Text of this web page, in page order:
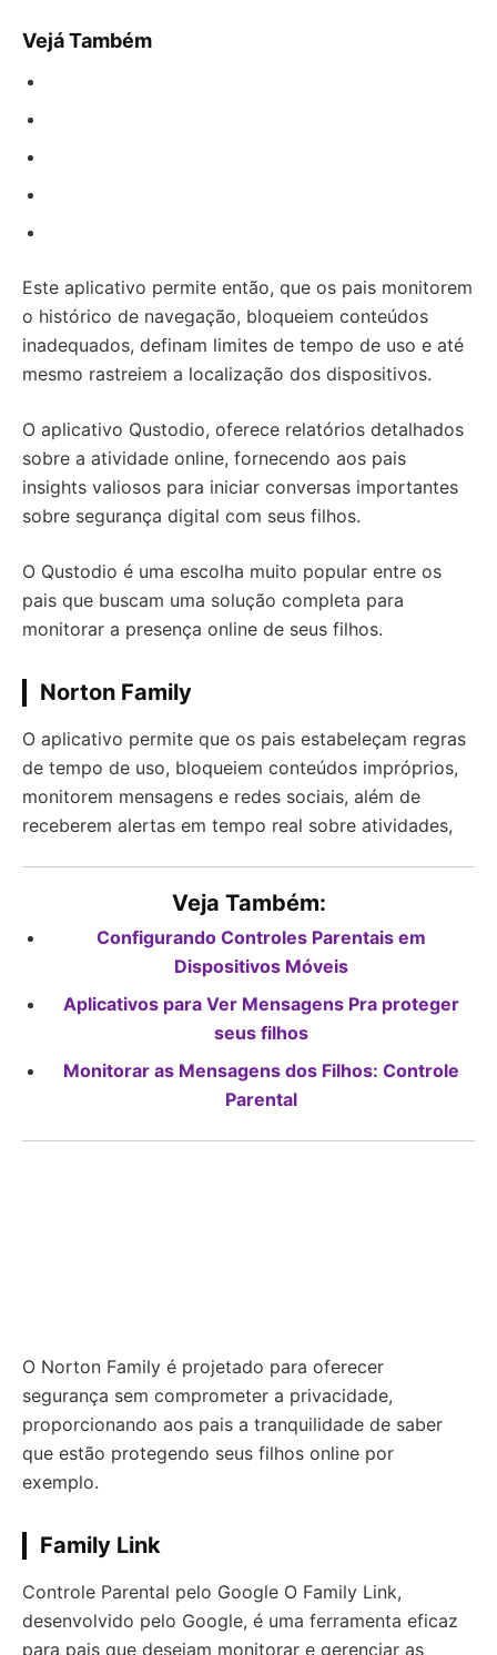
Vejá Também
Este aplicativo permite então, que os pais monitorem
o histórico de navegação, bloqueiem conteúdos
inadequados, definam limites de tempo de uso e até
mesmo rastreiem a localização dos dispositivos.
O aplicativo Qustodio, oferece relatórios detalhados
sobre a atividade online, fornecendo aos pais
insights valiosos para iniciar conversas importantes
sobre segurança digital com seus filhos.
O Qustodio é uma escolha muito popular entre os
pais que buscam uma solução completa para
monitorar a presença online de seus filhos.
Norton Family
O aplicativo permite que os pais estabeleçam regras
de tempo de uso, bloqueiem conteúdos impróprios,
monitorem mensagens e redes sociais, além de
receberem alertas em tempo real sobre atividades,
Veja Também:
Configurando Controles Parentais em
Dispositivos Móveis
Aplicativos para Ver Mensagens Pra proteger
seus filhos
Monitorar as Mensagens dos Filhos: Controle
Parental
O Norton Family é projetado para oferecer
segurança sem comprometer a privacidade,
proporcionando aos pais a tranquilidade de saber
que estão protegendo seus filhos online por
exemplo.
Family Link
Controle Parental pelo Google O Family Link,
desenvolvido pelo Google, é uma ferramenta eficaz
para pais que desejam monitorar e gerenciar as